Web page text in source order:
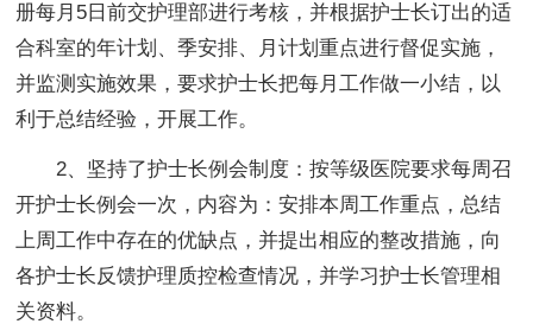
册每月5日前交护理部进行考核，并根据护士长订出的适
合科室的年计划、季安排、月计划重点进行督促实施，
并监测实施效果，要求护士长把每月工作做一小结，以
利于总结经验，开展工作。
2、坚持了护士长例会制度：按等级医院要求每周召
开护士长例会一次，内容为：安排本周工作重点，总结
上周工作中存在的优缺点，并提出相应的整改措施，向
各护士长反馈护理质控检查情况，并学习护士长管理相
关资料。